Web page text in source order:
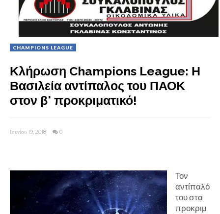
CHAMPIONS LEAGUE
Κλήρωση Champions League: Η
Βασιλεία αντίπαλος του ΠΑΟΚ
στον β' προκριματικό!
Ιουνίου 19, 2018 0
Τον
αντίπαλό
του στα
προκριμ